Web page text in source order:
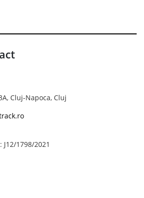
Cluj-Napoca, Cluj
1798/2021